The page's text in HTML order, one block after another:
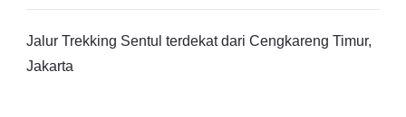
Jalur Trekking Sentul terdekat dari Cengkareng Timur,
Jakarta